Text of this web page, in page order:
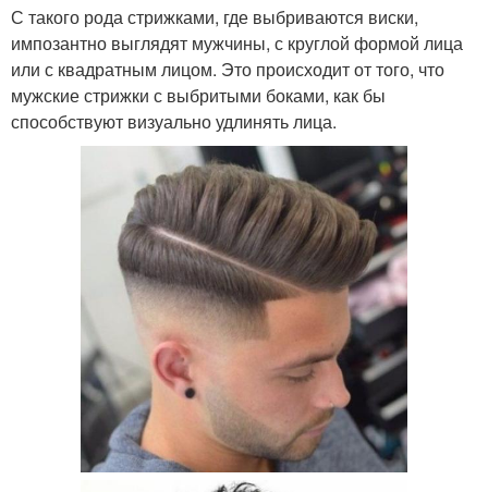
С такого рода стрижками, где выбриваются виски,
импозантно выглядят мужчины, с круглой формой лица
или с квадратным лицом. Это происходит от того, что
мужские стрижки с выбритыми боками, как бы
способствуют визуально удлинять лица.